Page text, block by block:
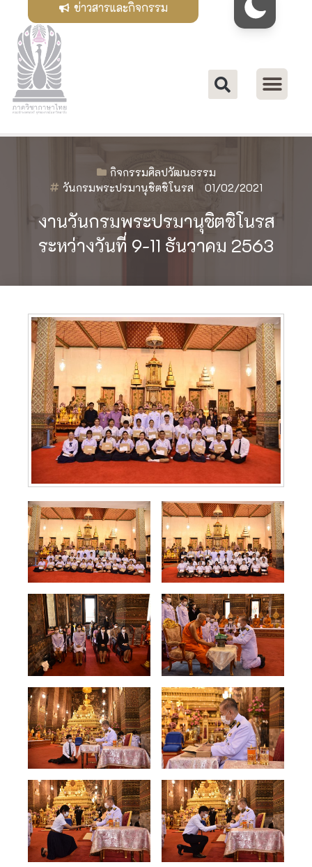
ข่าวสารและกิจกรรม
กิจกรรมศิลปวัฒนธรรม
วันกรมพระปรมานุชิตชิโนรส
01/02/2021
งานวันกรมพระปรมานุชิตชิโนรส
ระหว่างวันที่ 9-11 ธันวาคม 2563